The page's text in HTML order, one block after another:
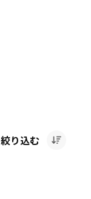
り込む